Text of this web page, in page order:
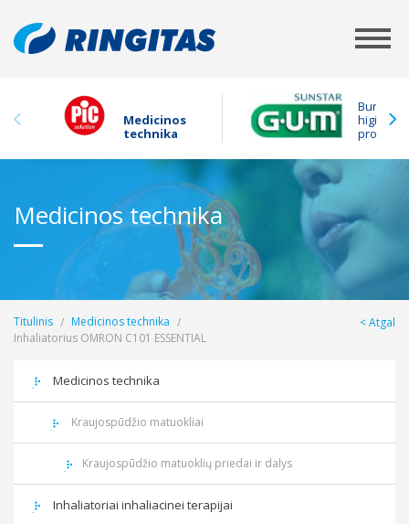
Medicinos
technika
Burnos
higienos
Medicinos technika
Atgal
Titulinis
Medicinos technika
Inhaliatorius OMRON C101 ESSENTIAL
Medicinos technika
Kraujospūdžio matuokliai
Kraujospūdžio matuoklių priedai ir dalys
Inhaliatoriai inhaliacinei terapijai